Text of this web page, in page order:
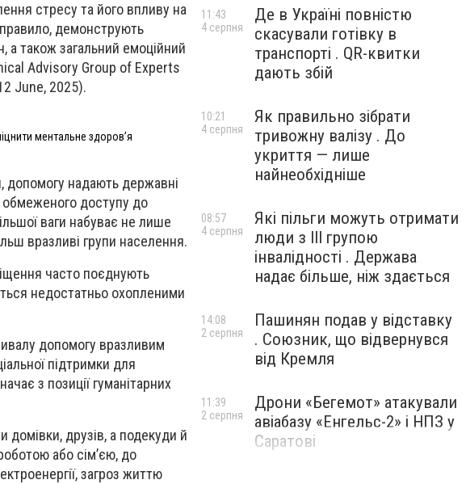
стресу та його впливу на
правило, демонструють
а також загальний емоційний
Advisory Group of Experts
June, 2025).
ментальне здоровʼя
допомогу надають державні
обмеженого доступу до
ваги набуває не лише
вразливі групи населення.
часто поєднують
недостатньо охопленими
допомогу вразливим
підтримки для
з позиції гуманітарних
друзів, а подекуди й
або сім’єю, до
загроз життю
Де в Україні повністю
скасували готівку в
транспорті . QR-квитки
дають збій
11:43
4 серпня
Як правильно зібрати
тривожну валізу . До
укриття — лише
найнеобхідніше
10:21
4 серпня
Які пільги можуть отримати
люди з III групою
інвалідності . Держава
надає більше, ніж здається
08:57
4 серпня
Пашинян подав у відставку
. Союзник, що відвернувся
від Кремля
14:08
2 серпня
Дрони «Бегемот» атакували
авіабазу «Енгельс-2» і НПЗ у
Саратові
11:39
2 серпня